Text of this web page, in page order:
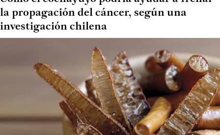
la propagación del cáncer, según una
investigación chilena